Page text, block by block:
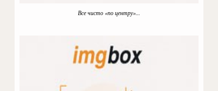
Все чисто «по центру»...